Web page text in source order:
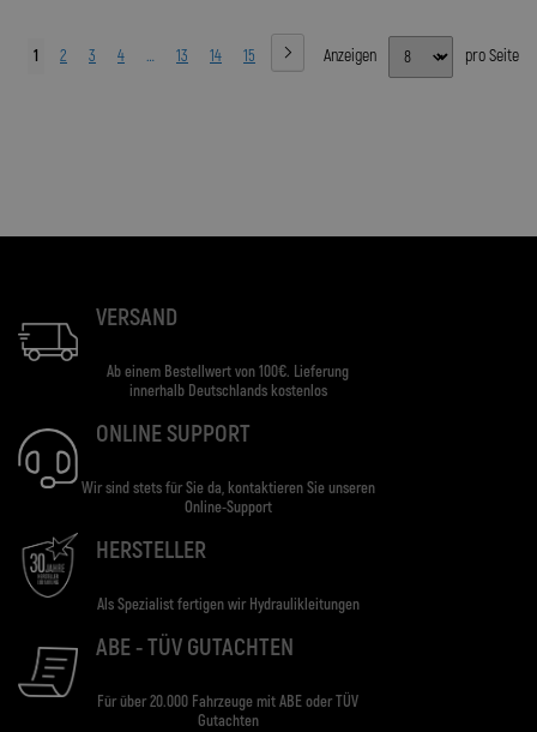
1 2 3 4 … 13 14 15 Anzeigen pro Seite
VERSAND
Ab einem Bestellwert von 100€. Lieferung
innerhalb Deutschlands kostenlos
ONLINE SUPPORT
Wir sind stets für Sie da, kontaktieren Sie unseren
Online-Support
HERSTELLER
Als Spezialist fertigen wir Hydraulikleitungen
ABE - TÜV GUTACHTEN
Für über 20.000 Fahrzeuge mit ABE oder TÜV
Gutachten